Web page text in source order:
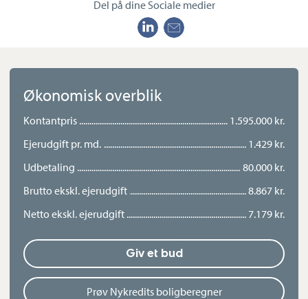
er gode muligheder for at indrette hyggelige kroge,
anvendelsesmuligheder, enpraktisk indretningog en
opleves.
Del på dine Sociale medier
Økonomisk overblik
Kontantpris
1.595.000 kr.
Ejerudgift pr. md.
1.429 kr.
Udbetaling
80.000 kr.
Brutto ekskl. ejerudgift
8.867 kr.
Netto ekskl. ejerudgift
7.179 kr.
Giv et bud
Prøv Nykredits boligberegner